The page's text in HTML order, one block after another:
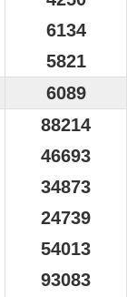
6134
5821
6089
88214
46693
34873
24739
54013
93083